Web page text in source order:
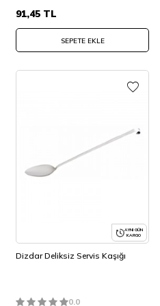
91,45 TL
SEPETE EKLE
AYNI GÜN
KARGO
Dizdar Deliksiz Servis Kaşığı
0.0